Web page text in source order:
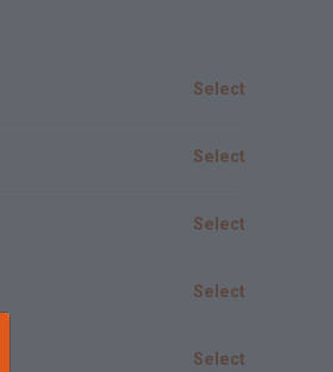
Select
Select
Select
Select
Select